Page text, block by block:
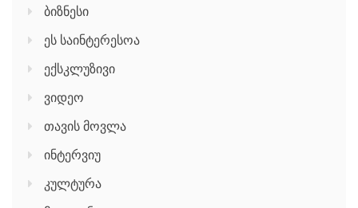
ბიზნესი
ეს საინტერესოა
ექსკლუზივი
ვიდეო
თავის მოვლა
ინტერვიუ
კულტურა